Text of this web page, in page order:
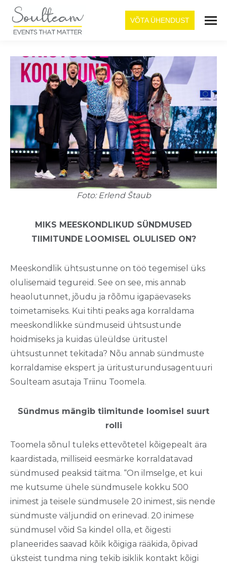
VÕTA ÜHENDUST
Foto: Erlend Štaub
MIKS MEESKONDLIKUD SÜNDMUSED
TIIMITUNDE LOOMISEL OLULISED ON?
Meeskondlik ühtsustunne on töö tegemisel üks
olulisemaid tegureid. See on see, mis annab
heaolutunnet, jõudu ja rõõmu igapäevaseks
toimetamiseks. Kui tihti peaks aga korraldama
meeskondlikke sündmuseid ühtsustunde
hoidmiseks ja kuidas üleüldse üritustel
ühtsustunnet tekitada? Nõu annab sündmuste
korraldamise ekspert ja üritusturundusagentuuri
Soulteam asutaja Triinu Toomela.
Sündmus mängib tiimitunde loomisel suurt
rolli
Toomela sõnul tuleks ettevõtetel kõigepealt ära
kaardistada, milliseid eesmärke korraldatavad
sündmused peaksid täitma. “On ilmselge, et kui
me kutsume ühele sündmusele kokku 500
inimest ja teisele sündmusele 20 inimest, siis nende
sündmuste väljundid on erinevad. 20 inimese
sündmusel võid Sa kindel olla, et õigesti
planeerides saavad kõik kõigiga rääkida, õpivad
üksteist tundma ning tekib isiklik kontakt kõigi